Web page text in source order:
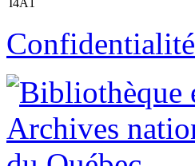
Confidentialité